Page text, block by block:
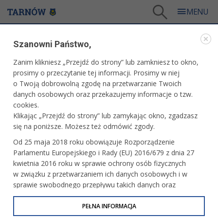
Wystawa „Podróże z aniołem. Anioły i Madonny”
WARTO PRZECZYTAĆ
WYSTAWA „PODRÓŻE Z ANIOŁEM. ANIOŁY I
MADONNY”
02.12.2025, 14:52 Redakcja tarnow.pl
W sobotę, 13 grudnia w Galerii Niebieskiej Miejskiej
Biblioteki Publicznej przy ul. Krakowskiej 4 (pierwsze piętro)
w Tarnowie odbędzie się wernisaż wystawy Eugeniusza
Molskiego „Podróże z aniołem. Anioły i Madonny”.
Początek o godz. 16.
Szanowni Państwo,
Zanim klikniesz „Przejdź do strony” lub zamkniesz to okno,
prosimy o przeczytanie tej informacji. Prosimy w niej
o Twoją dobrowolną zgodę na przetwarzanie Twoich
danych osobowych oraz przekazujemy informacje o tzw.
cookies.
Klikając „Przejdź do strony” lub zamykając okno, zgadzasz
się na poniższe. Możesz też odmówić zgody.
Od 25 maja 2018 roku obowiązuje Rozporządzenie
Parlamentu Europejskiego i Rady (EU) 2016/679 z dnia 27
kwietnia 2016 roku w sprawie ochrony osób fizycznych
w związku z przetwarzaniem ich danych osobowych i w
sprawie swobodnego przepływu takich danych oraz
uchylenia dyrektywy 95/46/WE (określane jako RODO, GDPR
lub Ogólne Rozporządzenie o Ochronie Danych
PEŁNA INFORMACJA